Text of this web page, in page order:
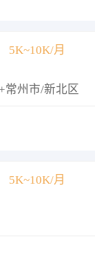
5K~10K/月
常州市/新北区
5K~10K/月